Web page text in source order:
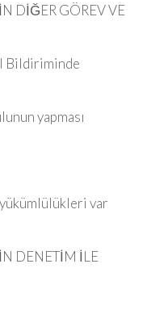
DİĞER GÖREV VE
Bildiriminde
yapması
var
DENETİM İLE